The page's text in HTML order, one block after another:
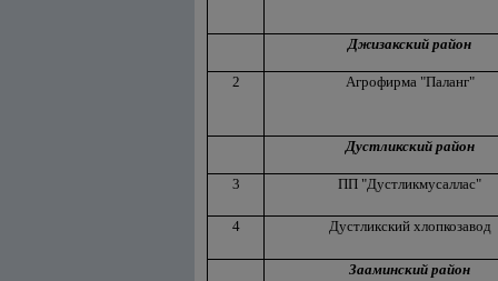
Джизакский район
2 Агрофирма "Паланг"
Дустликский район
3 ПП "Дустликмусаллас"
4 Дустликский хлопкозавод
Зааминский район